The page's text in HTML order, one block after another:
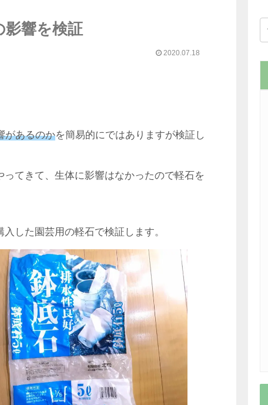
影響を検証
2020.07.18
があるのかを簡易的にではありますが検証し
てきて、生体に影響はなかったので軽石を
した園芸用の軽石で検証します。